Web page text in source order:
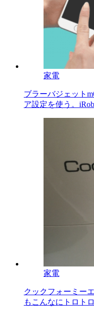
家電
ブラーバジェット
ア設定を使う。
家電
クックフォーミー
もこんなにトロト